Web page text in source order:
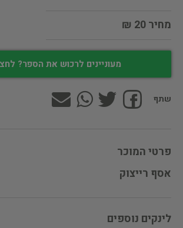
מחיר 20 ₪
מעוניינים לרכוש את הספר?
שתף
פרטי המוכר
אסף רייצוק
לינקים נוספים